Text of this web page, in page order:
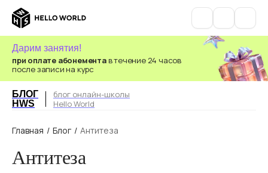
при оплате абонементав течение 24 часов
после записи на курс
Дарим занятия!
БЛОГ
HWS
блог онлайн-школы
Hello World
Главная / Блог / Антитеза
Антитеза